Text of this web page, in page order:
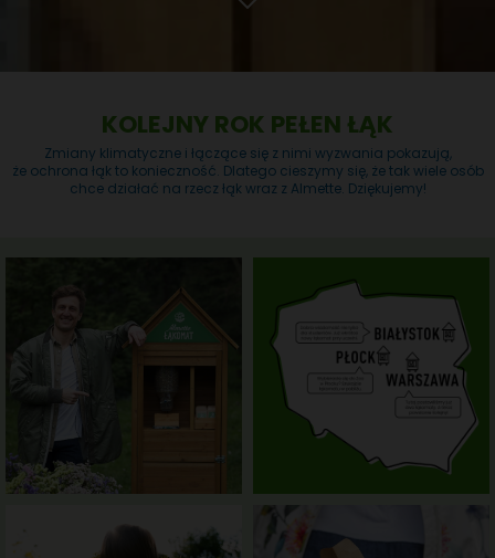
KOLEJNY ROK PEŁEN ŁĄK
Zmiany klimatyczne i łączące się z nimi wyzwania pokazują,
że ochrona łąk to konieczność. Dlatego cieszymy się, że tak wiele osób
chce działać na rzecz łąk wraz z Almette. Dziękujemy!